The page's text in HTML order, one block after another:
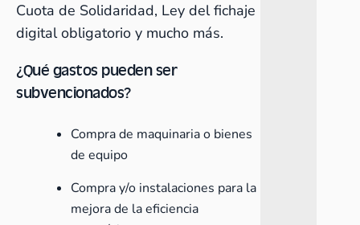
Cuota de Solidaridad, Ley del fichaje
digital obligatorio y mucho más.
¿Qué gastos pueden ser
subvencionados?
Compra de maquinaria o bienes
de equipo
Compra y/o instalaciones para la
mejora de la eficiencia